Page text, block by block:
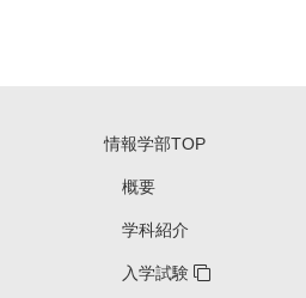
情報学部TOP
概要
学科紹介
入学試験